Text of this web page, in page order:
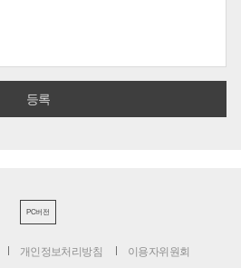
PC버전
개인정보처리방침 이용자위원회